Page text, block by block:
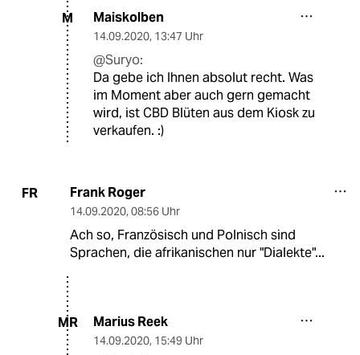
M Maiskolben
14.09.2020, 13:47 Uhr
@Suryo:
Da gebe ich Ihnen absolut recht. Was
im Moment aber auch gern gemacht
wird, ist CBD Blüten aus dem Kiosk zu
verkaufen. :)
FR Frank Roger
14.09.2020, 08:56 Uhr
Ach so, Französisch und Polnisch sind
Sprachen, die afrikanischen nur "Dialekte"...
MR Marius Reek
14.09.2020, 15:49 Uhr